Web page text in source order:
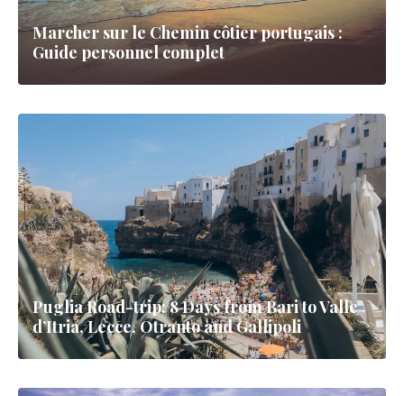
Marcher sur le Chemin côtier portugais :
Guide personnel complet
Puglia Road-trip: 8 Days from Bari to Valle
d’Itria, Lecce, Otranto and Gallipoli